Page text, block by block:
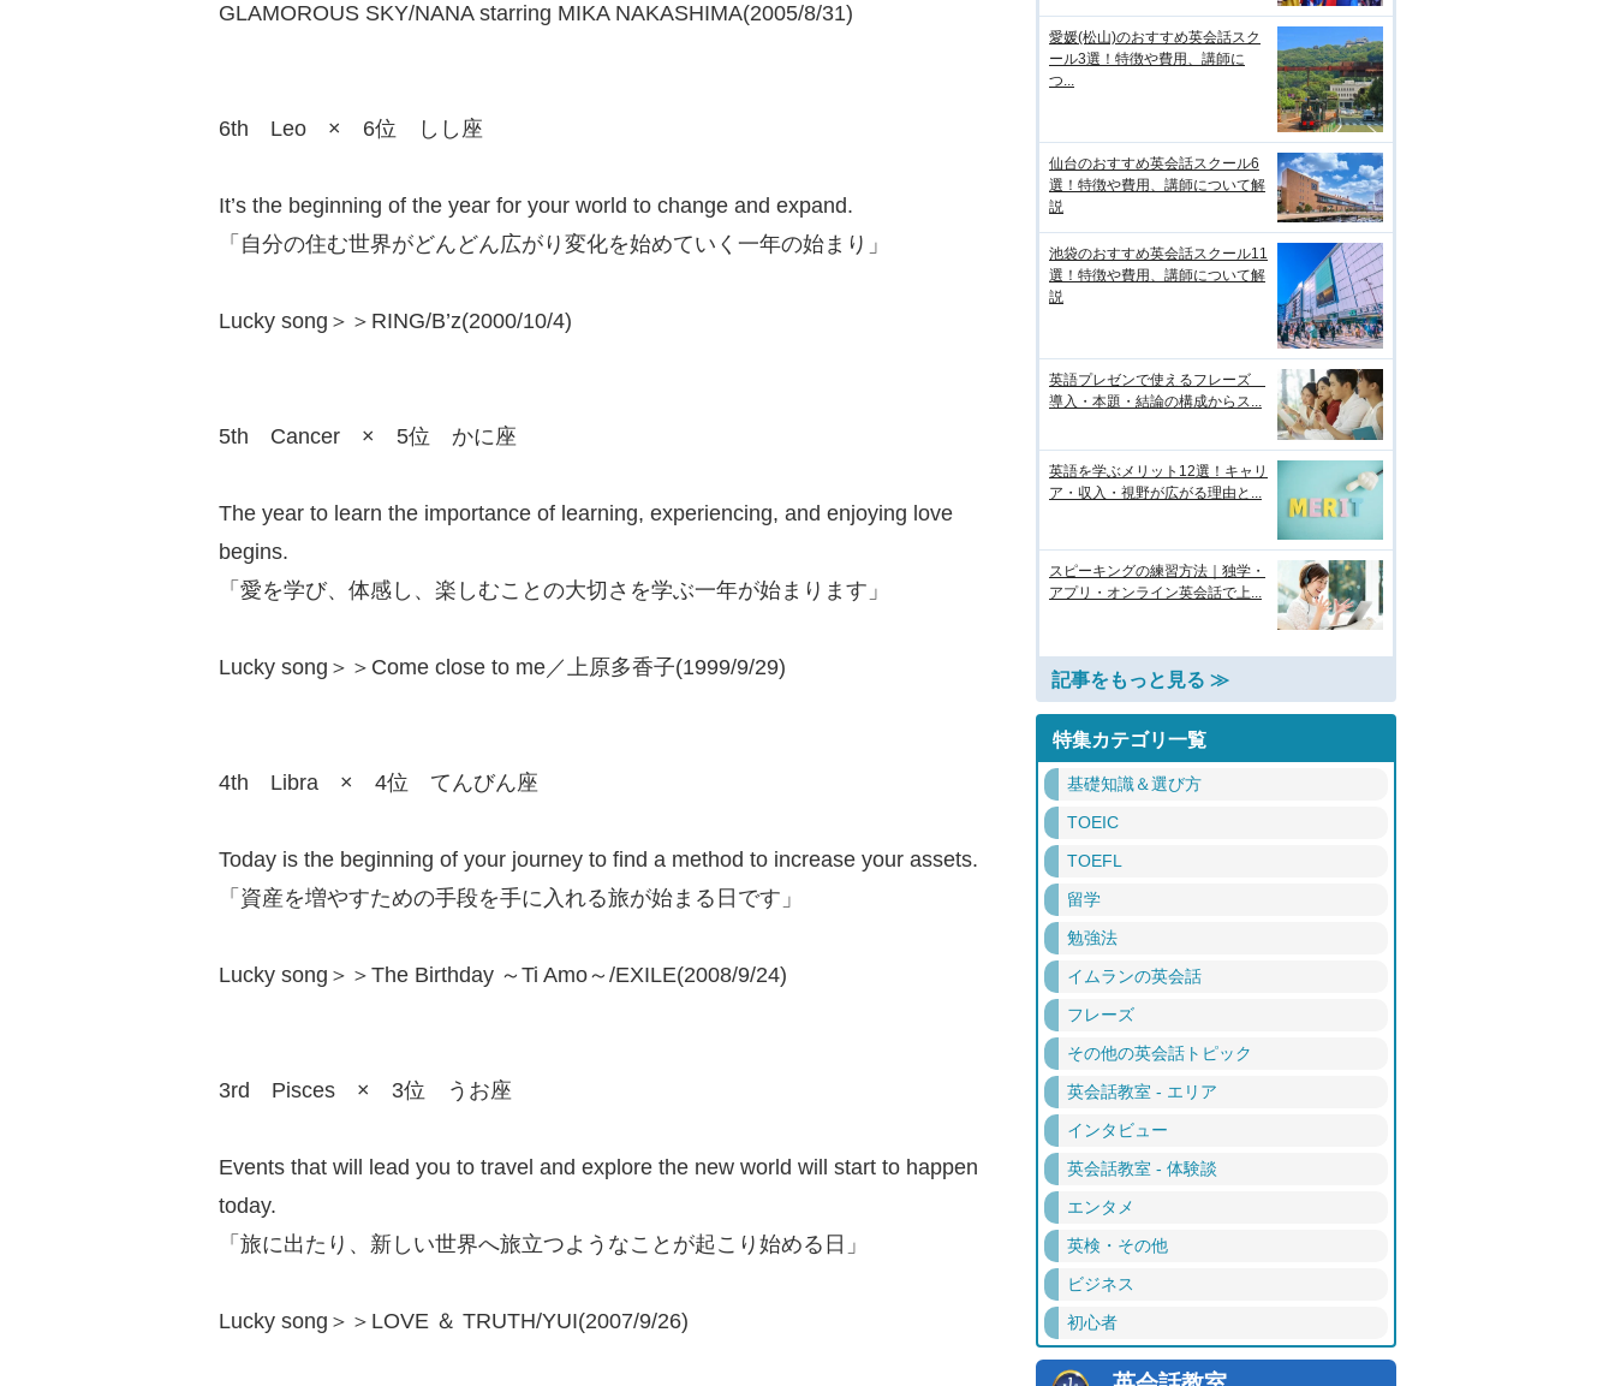
GLAMOROUS SKY/NANA starring MIKA NAKASHIMA(2005/8/31)
6th Leo × 6位 しし座
It’s the beginning of the year for your world to change and expand.
「自分の住む世界がどんどん広がり変化を始めていく一年の始まり」
Lucky song＞＞RING/B’z(2000/10/4)
5th Cancer × 5位 かに座
The year to learn the importance of learning, experiencing, and enjoying love
begins.
「愛を学び、体感し、楽しむことの大切さを学ぶ一年が始まります」
Lucky song＞＞Come close to me／上原多香子(1999/9/29)
4th Libra × 4位 てんびん座
Today is the beginning of your journey to find a method to increase your assets.
「資産を増やすための手段を手に入れる旅が始まる日です」
Lucky song＞＞The Birthday ～Ti Amo～/EXILE(2008/9/24)
3rd Pisces × 3位 うお座
Events that will lead you to travel and explore the new world will start to happen
today.
「旅に出たり、新しい世界へ旅立つようなことが起こり始める日」
Lucky song＞＞LOVE ＆ TRUTH/YUI(2007/9/26)
愛媛(松山)のおすすめ英会話スク
ール3選！特徴や費用、講師に
つ...
仙台のおすすめ英会話スクール6
選！特徴や費用、講師について解
説
池袋のおすすめ英会話スクール11
選！特徴や費用、講師について解
説
英語プレゼンで使えるフレーズ
導入・本題・結論の構成からス...
英語を学ぶメリット12選！キャリ
ア・収入・視野が広がる理由と...
スピーキングの練習方法｜独学・
アプリ・オンライン英会話で上...
記事をもっと見る ≫
特集カテゴリ一覧
基礎知識＆選び方
TOEIC
TOEFL
留学
勉強法
イムランの英会話
フレーズ
その他の英会話トピック
英会話教室 - エリア
インタビュー
英会話教室 - 体験談
エンタメ
英検・その他
ビジネス
初心者